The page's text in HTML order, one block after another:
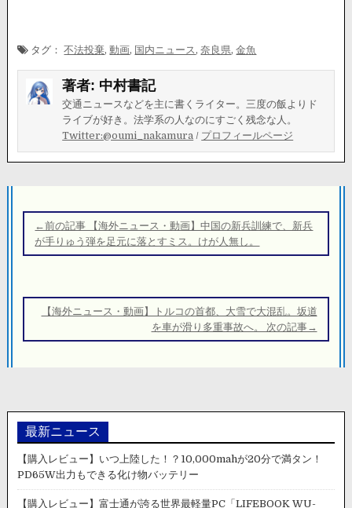
タグ：不法投棄,動画, 国内ニュース ,奈良県,金魚
著者: 中村書記
交通ニュースなどを主に書くライター。三度の飯よりド
ライブが好き。法学系の人なのにすごく残念な人。
Twitter:@oumi_nakamura / プロフィールページ
稿
ナ
ー
←前の記事 【海外ニュース・動画】中国の新兵訓練で、新兵
が手りゅう弾を足元に落とすミス。けが人無し。
【海外ニュース・動画】トルコの首都、大雪で大混乱。坂道
を車が滑り多重事故へ。 次の記事→
最新ニュース
【購入レビュー】いつ上陸した！？10,000mahが20分で満タン！
PD65W出力もできる化け物バッテリー
【購入レビュー】富士通が誇る世界最軽量PC「LIFEBOOK WU-